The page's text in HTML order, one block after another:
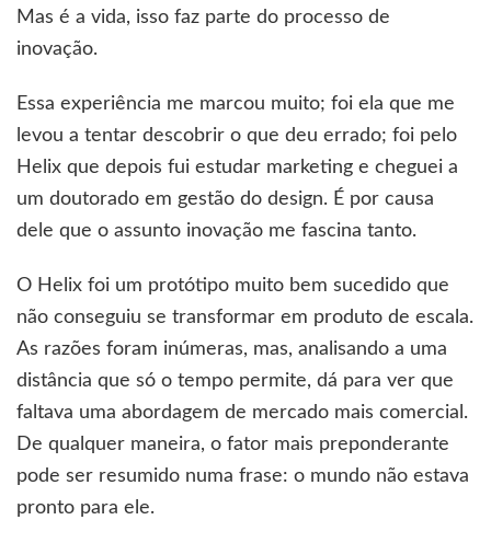
Mas é a vida, isso faz parte do processo de
inovação.
Essa experiência me marcou muito; foi ela que me
levou a tentar descobrir o que deu errado; foi pelo
Helix que depois fui estudar marketing e cheguei a
um doutorado em gestão do design. É por causa
dele que o assunto inovação me fascina tanto.
O Helix foi um protótipo muito bem sucedido que
não conseguiu se transformar em produto de escala.
As razões foram inúmeras, mas, analisando a uma
distância que só o tempo permite, dá para ver que
faltava uma abordagem de mercado mais comercial.
De qualquer maneira, o fator mais preponderante
pode ser resumido numa frase: o mundo não estava
pronto para ele.